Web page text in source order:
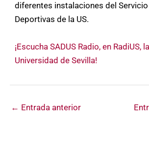
diferentes instalaciones del
Deportivas de la US.
¡Escucha SADUS Radio, en RadiUS,
Universidad de Sevilla!
← Entrada anterior